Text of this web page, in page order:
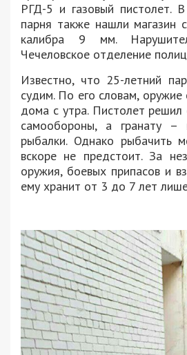
РГД-5 и газовый пистолет.
парня также нашли магазин
калибра 9 мм.
Чечеловское отделение
Известно, что 25-летний
судим. По его словам,
дома с утра. Пистолет решил
самообороны, а гранату –
рыбалки. Однако рыбачить
вскоре не предстоит. За
оружия, боевых припасов и
ему хранит от 3 до 7 лет